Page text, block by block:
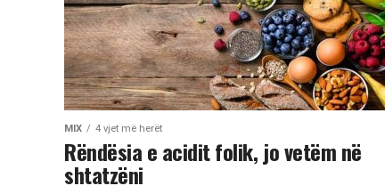
MIX 4 vjet më herët
Rëndësia e acidit folik, jo vetëm në
shtatzëni